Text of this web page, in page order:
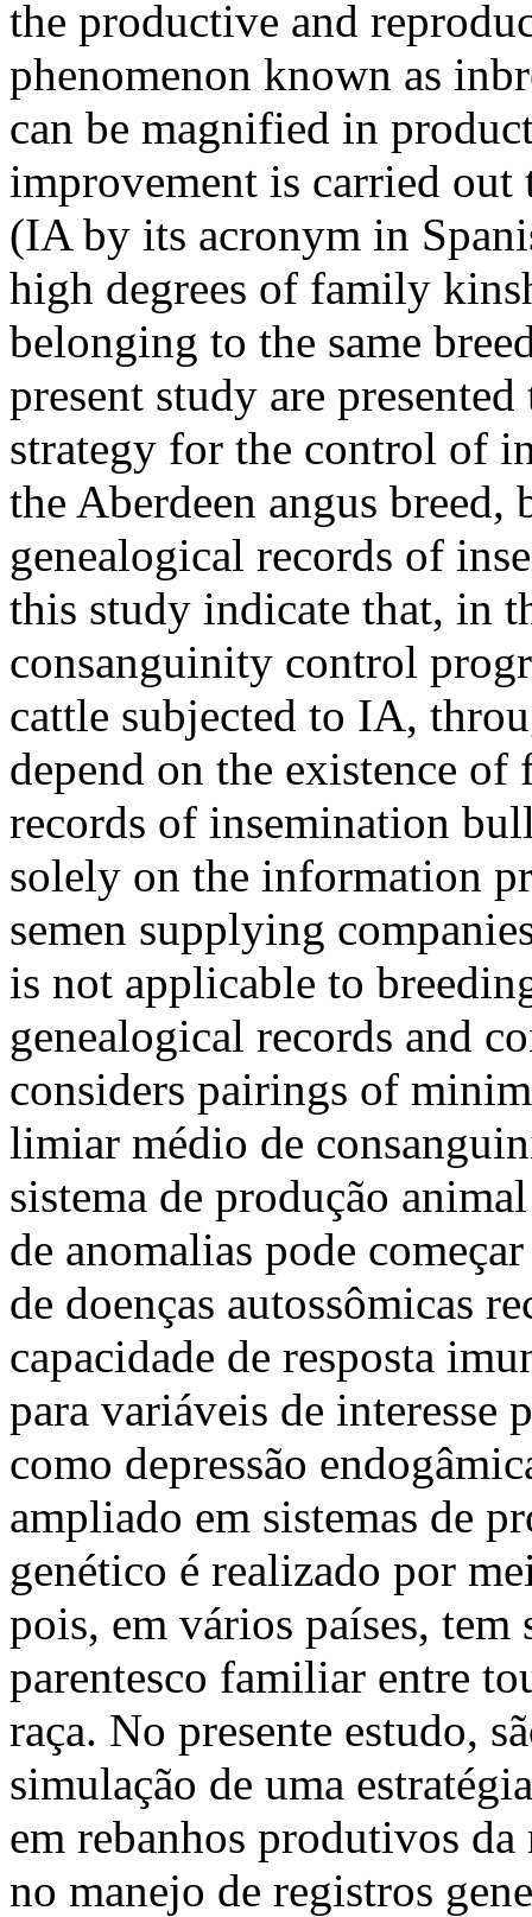
the productive and
phenomenon known as
can be magnified in
improvement is carried
(IA by its acronym in
high degrees of family
belonging to the same
present study are
strategy for the control of
the Aberdeen angus breed,
genealogical records of
this study indicate that, in
consanguinity control
cattle subjected to IA,
depend on the existence
records of insemination
solely on the information
semen supplying
is not applicable to
genealogical records and
considers pairings of
limiar médio de
sistema de produção
de anomalias pode
de doenças autossômicas
capacidade de resposta
para variáveis ​​de
como depressão
ampliado em sistemas de
genético é realizado por
pois, em vários países,
parentesco familiar entre
raça. No presente estudo,
simulação de uma
em rebanhos produtivos da
no manejo de registros